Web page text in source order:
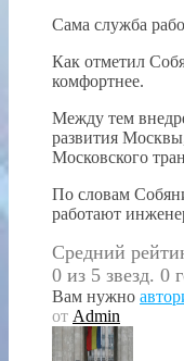
Сама служба
Как отметил
комфортнее.
Между тем
развития
Московского
По словам
работают
Средний
0 из 5 звезд. 0
Вам нужно
от Admin